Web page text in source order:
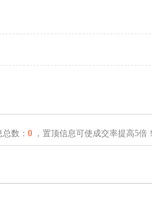
数： 0，置顶信息可使成交率提高5倍！